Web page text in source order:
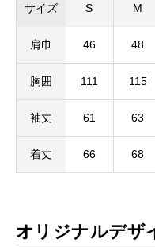
サイズ S M
肩巾 46 48
胸囲 111 115
袖丈 61 63
着丈 66 68
オリジナルデザ